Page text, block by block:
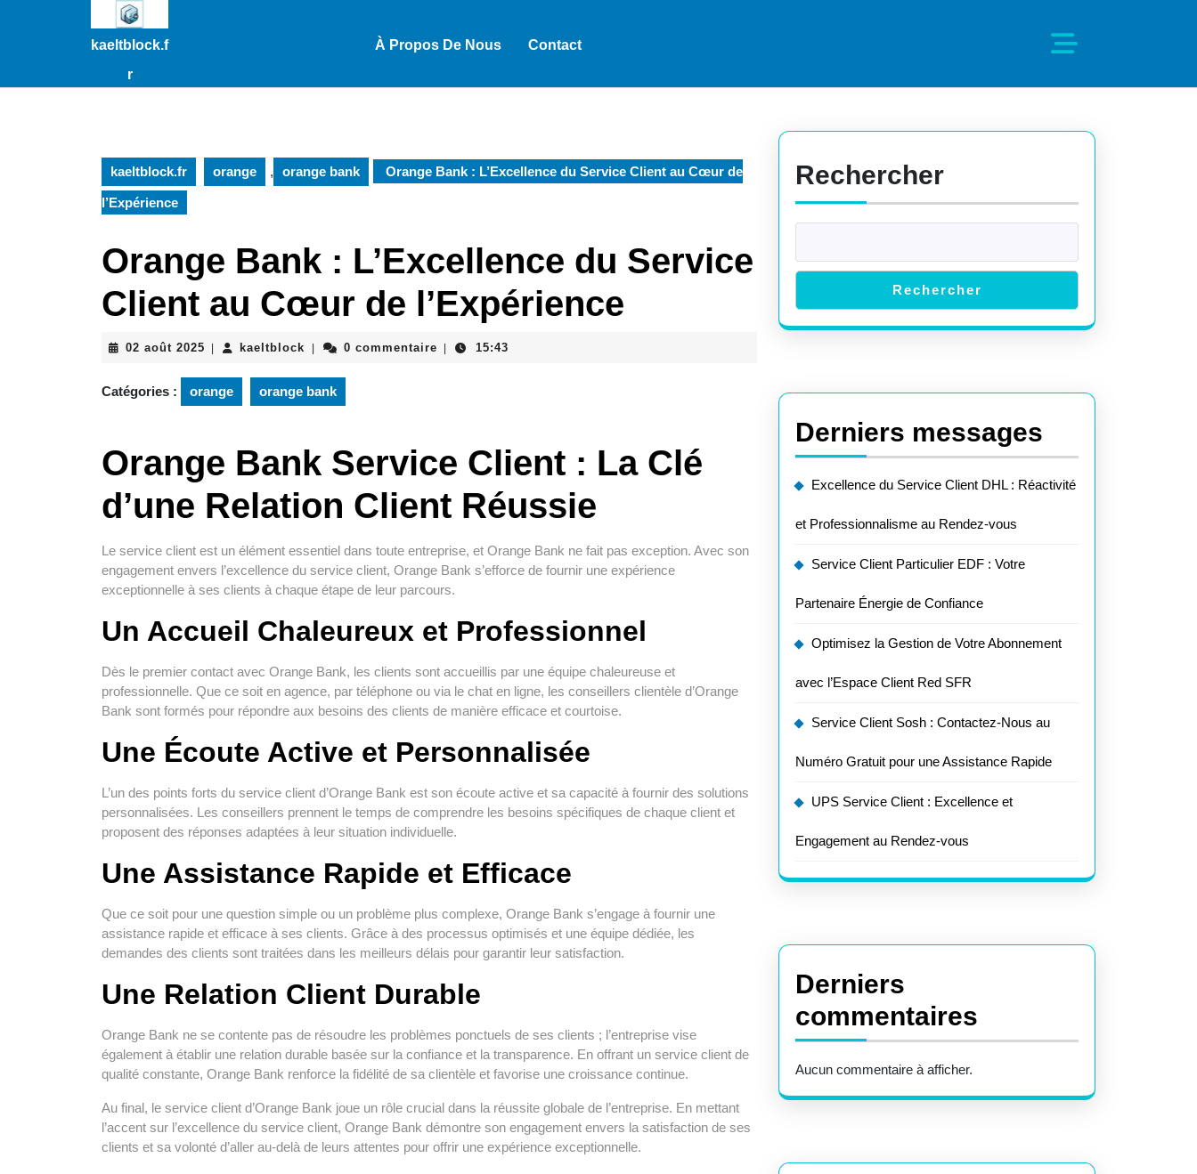
kaeltblock.f
r
À Propos De Nous Contact
kaeltblock.fr orange , orange bank Orange Bank : L’Excellence du Service Client au Cœur de
l’Expérience
Orange Bank : L’Excellence du Service
Client au Cœur de l’Expérience
02 août 2025 02
2025
| kaeltblock kaeltblock
| 0 commentaire | 15:43
Catégories : orange orange bank
Orange Bank Service Client : La Clé
d’une Relation Client Réussie
Le service client est un élément essentiel dans toute entreprise, et Orange Bank ne fait pas exception. Avec son
engagement envers l’excellence du service client, Orange Bank s’efforce de fournir une expérience
exceptionnelle à ses clients à chaque étape de leur parcours.
Un Accueil Chaleureux et Professionnel
Dès le premier contact avec Orange Bank, les clients sont accueillis par une équipe chaleureuse et
professionnelle. Que ce soit en agence, par téléphone ou via le chat en ligne, les conseillers clientèle d’Orange
Bank sont formés pour répondre aux besoins des clients de manière efficace et courtoise.
Une Écoute Active et Personnalisée
L’un des points forts du service client d’Orange Bank est son écoute active et sa capacité à fournir des solutions
personnalisées. Les conseillers prennent le temps de comprendre les besoins spécifiques de chaque client et
proposent des réponses adaptées à leur situation individuelle.
Une Assistance Rapide et Efficace
Que ce soit pour une question simple ou un problème plus complexe, Orange Bank s’engage à fournir une
assistance rapide et efficace à ses clients. Grâce à des processus optimisés et une équipe dédiée, les
demandes des clients sont traitées dans les meilleurs délais pour garantir leur satisfaction.
Une Relation Client Durable
Orange Bank ne se contente pas de résoudre les problèmes ponctuels de ses clients ; l’entreprise vise
également à établir une relation durable basée sur la confiance et la transparence. En offrant un service client de
qualité constante, Orange Bank renforce la fidélité de sa clientèle et favorise une croissance continue.
Au final, le service client d’Orange Bank joue un rôle crucial dans la réussite globale de l’entreprise. En mettant
l’accent sur l’excellence du service client, Orange Bank démontre son engagement envers la satisfaction de ses
clients et sa volonté d’aller au-delà de leurs attentes pour offrir une expérience exceptionnelle.
Rechercher
Rechercher
Derniers messages
Excellence du Service Client DHL : Réactivité
et Professionnalisme au Rendez-vous
Service Client Particulier EDF : Votre
Partenaire Énergie de Confiance
Optimisez la Gestion de Votre Abonnement
avec l’Espace Client Red SFR
Service Client Sosh : Contactez-Nous au
Numéro Gratuit pour une Assistance Rapide
UPS Service Client : Excellence et
Engagement au Rendez-vous
Derniers
commentaires
Aucun commentaire à afficher.